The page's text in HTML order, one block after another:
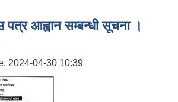
पत्र आह्वान सम्बन्धी सूचना ।
2024-04-30 10:39